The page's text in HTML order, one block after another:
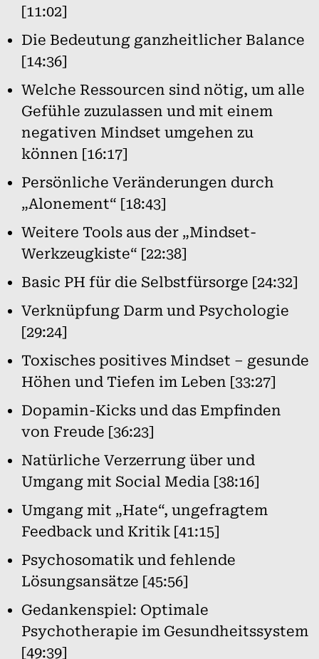
[11:02]
Die Bedeutung ganzheitlicher Balance
[14:36]
Welche Ressourcen sind nötig, um alle
Gefühle zuzulassen und mit einem
negativen Mindset umgehen zu
können [16:17]
Persönliche Veränderungen durch
„Alonement“ [18:43]
Weitere Tools aus der „Mindset-
Werkzeugkiste“ [22:38]
Basic PH für die Selbstfürsorge [24:32]
Verknüpfung Darm und Psychologie
[29:24]
Toxisches positives Mindset – gesunde
Höhen und Tiefen im Leben [33:27]
Dopamin-Kicks und das Empfinden
von Freude [36:23]
Natürliche Verzerrung über und
Umgang mit Social Media [38:16]
Umgang mit „Hate“, ungefragtem
Feedback und Kritik [41:15]
Psychosomatik und fehlende
Lösungsansätze [45:56]
Gedankenspiel: Optimale
Psychotherapie im Gesundheitssystem
[49:39]